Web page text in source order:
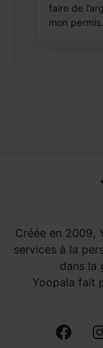
faire de
mon
Créée en 2009,
services à la
dans la
Yoopala fait